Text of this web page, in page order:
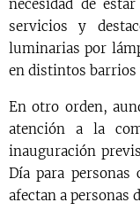
necesidad de
servicios y
luminarias por
en distintos barrios
En otro orden,
atención a la
inauguración
Día para
afectan a personas